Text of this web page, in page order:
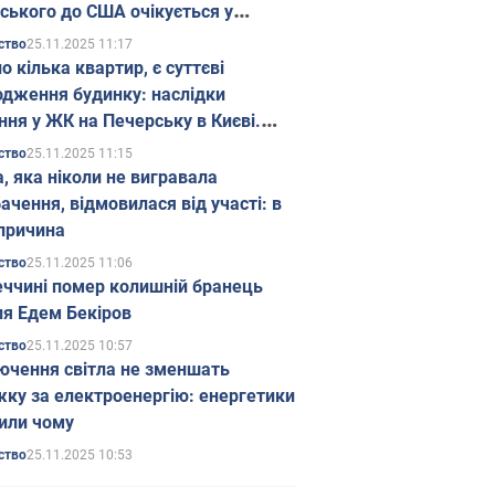
до США очікується у
25.11.2025 11:17
кілька квартир, є суттєві
будинку: наслідки
у ЖК на Печерську в Києві.
25.11.2025 11:15
яка ніколи не вигравала
відмовилася від участі: в
25.11.2025 11:06
помер колишній бранець
Едем Бекіров
25.11.2025 10:57
світла не зменшать
за електроенергію: енергетики
чому
25.11.2025 10:53